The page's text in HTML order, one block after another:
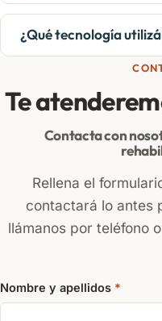
¿Qué tecnología
Te
Contacta con
Rellena el
contactará lo antes
llámanos por teléfono
Nombre y apellidos *